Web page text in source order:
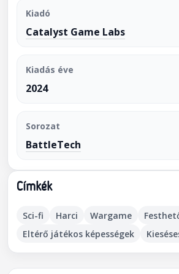
Kiadó
Catalyst Game Labs
Kiadás éve
2024
Sorozat
BattleTech
Címkék
Sci-fi Harci Wargame
Eltérő játékos képességek